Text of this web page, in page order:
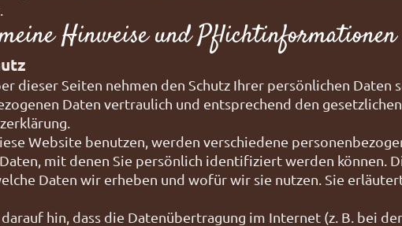
Hinweise und Pflicht­informationen
dieser Seiten nehmen den Schutz Ihrer persönlichen Daten
Daten vertraulich und entsprechend den
Website benutzen, werden verschiedene
mit denen Sie persönlich identifiziert werden können.
Daten wir erheben und wofür wir sie nutzen. Sie
hin, dass die Datenübertragung im Internet (z. B. bei